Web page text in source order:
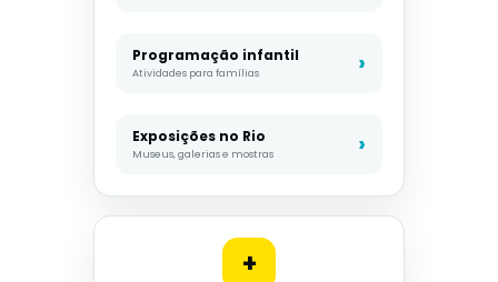
Programação infantil
Atividades para famílias
Exposições no Rio
Museus, galerias e mostras
+